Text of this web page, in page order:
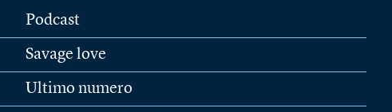
Podcast
Savage love
Ultimo numero